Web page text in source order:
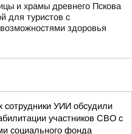
и храмы древнего Пскова
для туристов с
здоровья
сотрудники УИИ обсудили
участников СВО с
социального фонда